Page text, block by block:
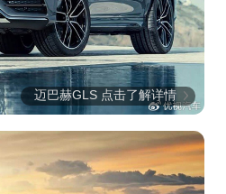
迈巴赫GLS 点击了解详情